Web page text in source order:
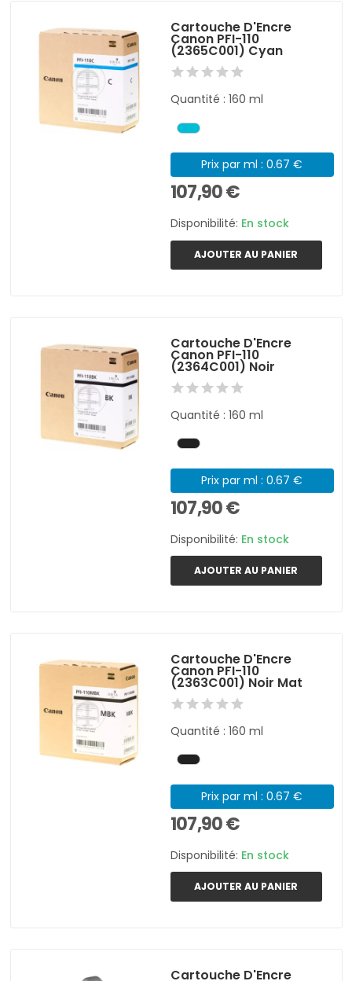
Cartouche D'Encre
Canon PFI-110
(2365C001) Cyan
Quantité : 160 ml
Prix par ml : 0.67 €
107,90 €
Disponibilité: En stock
AJOUTER AU PANIER
Cartouche D'Encre
Canon PFI-110
(2364C001) Noir
Quantité : 160 ml
Prix par ml : 0.67 €
107,90 €
Disponibilité: En stock
AJOUTER AU PANIER
Cartouche D'Encre
Canon PFI-110
(2363C001) Noir Mat
Quantité : 160 ml
Prix par ml : 0.67 €
107,90 €
Disponibilité: En stock
AJOUTER AU PANIER
Cartouche D'Encre